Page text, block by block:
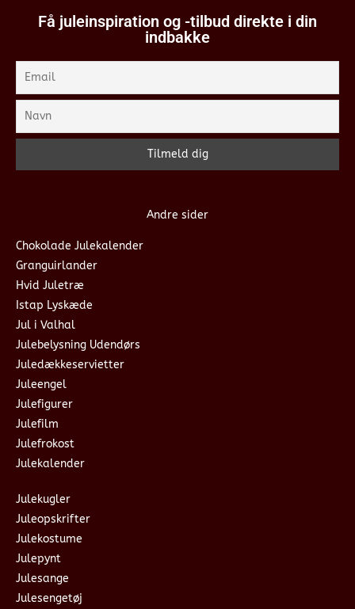
Få juleinspiration og -tilbud direkte i din
indbakke
Andre sider
Chokolade Julekalender
Granguirlander
Hvid Juletræ
Istap Lyskæde
Jul i Valhal
Julebelysning Udendørs
Juledækkeservietter
Juleengel
Julefigurer
Julefilm
Julefrokost
Julekalender
Julekugler
Juleopskrifter
Julekostume
Julepynt
Julesange
Julesengetøj